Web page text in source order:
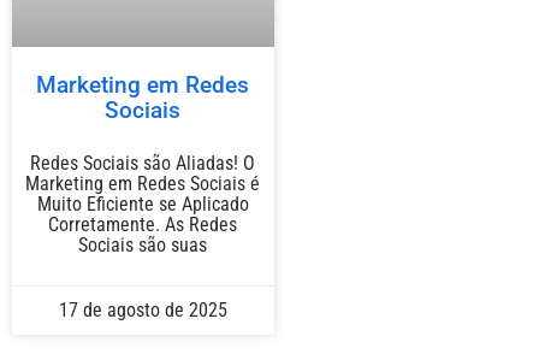
Marketing em Redes
Sociais
Redes Sociais são Aliadas! O
Marketing em Redes Sociais é
Muito Eficiente se Aplicado
Corretamente. As Redes
Sociais são suas
17 de agosto de 2025